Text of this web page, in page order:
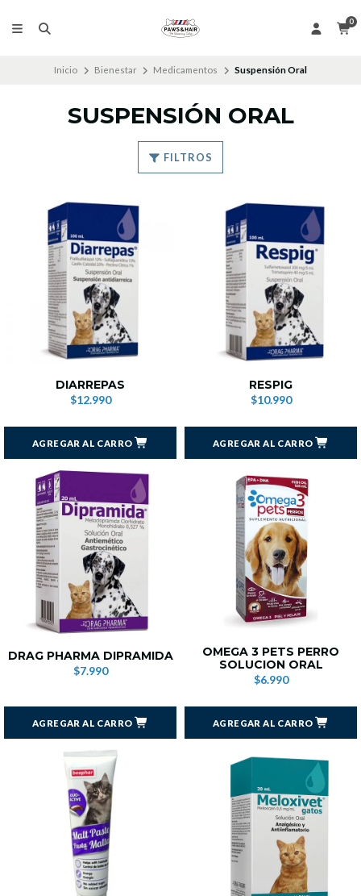
0
Inicio Bienestar Medicamentos Suspensión Oral
SUSPENSIÓN ORAL
FILTROS
DIARREPAS
$12.990
AGREGAR AL CARRO
RESPIG
$10.990
AGREGAR AL CARRO
DRAG PHARMA DIPRAMIDA
$7.990
AGREGAR AL CARRO
OMEGA 3 PETS PERRO
SOLUCION ORAL
$6.990
AGREGAR AL CARRO